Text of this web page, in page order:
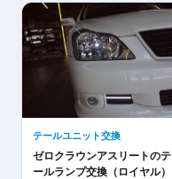
テールユニット交換
ゼロクラウンアスリートのテ
ールランプ交換（ロイヤル）